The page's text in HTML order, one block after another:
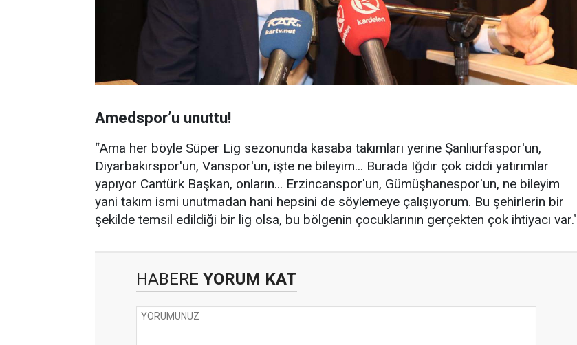
Amedspor’u unuttu!
“Ama her böyle Süper Lig sezonunda kasaba takımları yerine Şanlıurfaspor'un,
Diyarbakırspor'un, Vanspor'un, işte ne bileyim... Burada Iğdır çok ciddi yatırımlar
yapıyor Cantürk Başkan, onların... Erzincanspor'un, Gümüşhanespor'un, ne bileyim
yani takım ismi unutmadan hani hepsini de söylemeye çalışıyorum. Bu şehirlerin bir
şekilde temsil edildiği bir lig olsa, bu bölgenin çocuklarının gerçekten çok ihtiyacı var."
HABERE YORUM KAT